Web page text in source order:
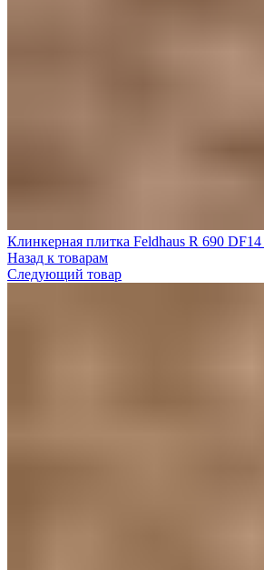
Клинкерная плитка Feldhaus R 690 DF14
Назад к товарам
Следующий товар